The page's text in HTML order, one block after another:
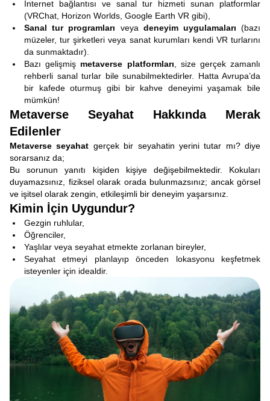
İnternet bağlantısı ve sanal tur hizmeti sunan platformlar
(VRChat, Horizon Worlds, Google Earth VR gibi),
Sanal tur programları veya deneyim uygulamaları (bazı
müzeler, tur şirketleri veya sanat kurumları kendi VR turlarını
da sunmaktadır).
Bazı gelişmiş metaverse platformları , size gerçek zamanlı
rehberli sanal turlar bile sunabilmektedirler. Hatta Avrupa’da
bir kafede oturmuş gibi bir kahve deneyimi yaşamak bile
mümkün!
Metaverse Seyahat Hakkında Merak
Edilenler
Metaverse seyahat gerçek bir seyahatin yerini tutar mı? diye
sorarsanız da;
Bu sorunun yanıtı kişiden kişiye değişebilmektedir. Kokuları
duyamazsınız, fiziksel olarak orada bulunmazsınız; ancak görsel
ve işitsel olarak zengin, etkileşimli bir deneyim yaşarsınız.
Kimin İçin Uygundur?
Gezgin ruhlular,
Öğrenciler,
Yaşlılar veya seyahat etmekte zorlanan bireyler,
Seyahat etmeyi planlayıp önceden lokasyonu keşfetmek
isteyenler için idealdir.